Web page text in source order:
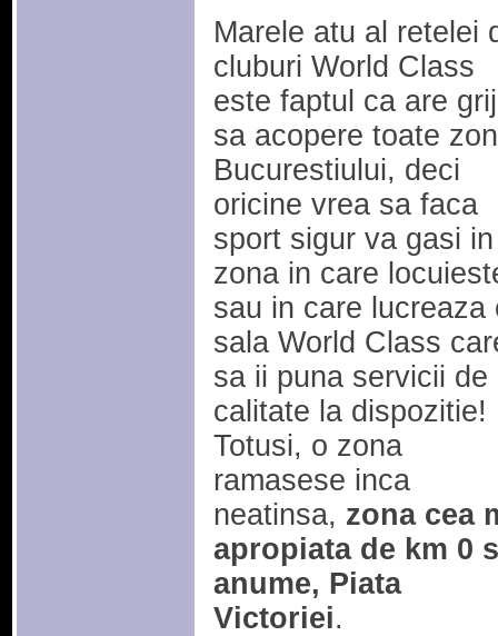
Marele atu al retelei
cluburi World Class
este faptul ca are
sa acopere toate
Bucurestiului, deci
oricine vrea sa faca
sport sigur va gasi in
zona in care
sau in care lucreaza
sala World Class
sa ii puna servicii de
calitate la dispozitie!
Totusi, o zona
ramasese inca
neatinsa, zona cea
apropiata de km 0
anume, Piata
Victoriei.